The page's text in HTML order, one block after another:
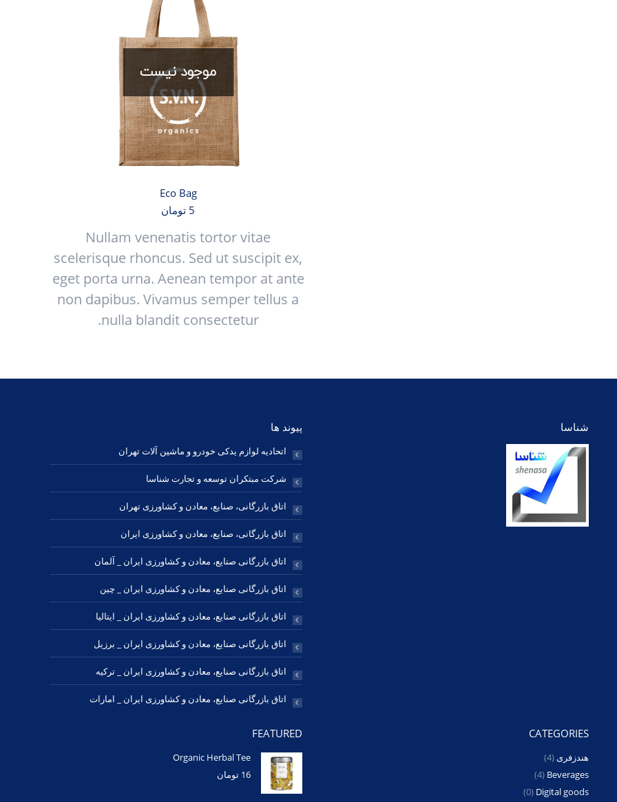
موجود نیست
Eco Bag
5 تومان
Nullam venenatis tortor vitae
scelerisque rhoncus. Sed ut suscipit ex,
eget porta urna. Aenean tempor at ante
non dapibus. Vivamus semper tellus a
nulla blandit consectetur.
شناسا پیوند ها
اتحادیه لوازم یدکی خودرو و ماشین آلات تهران
شرکت مبتکران توسعه و تجارت شناسا
اتاق بازرگانی، صنایع، معادن و کشاورزی تهران
اتاق بازرگانی، صنایع، معادن و کشاورزی ایران
اتاق بازرگانی صنایع، معادن و کشاورزی ایران _ آلمان
اتاق بازرگانی صنایع، معادن و کشاورزی ایران _ چین
اتاق بازرگانی صنایع، معادن و کشاورزی ایران _ ایتالیا
اتاق بازرگانی صنایع، معادن و کشاورزی ایران _ برزیل
اتاق بازرگانی صنایع، معادن و کشاورزی ایران _ ترکیه
اتاق بازرگانی صنایع، معادن و کشاورزی ایران _ امارات
CATEGORIES
هندزفری(4)
Beverages
(4)
Digital goods
(0)
FEATURED
Organic Herbal Tee
16 تومان